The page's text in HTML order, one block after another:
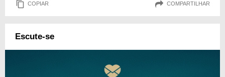
COPIAR COMPARTILHAR
Escute-se